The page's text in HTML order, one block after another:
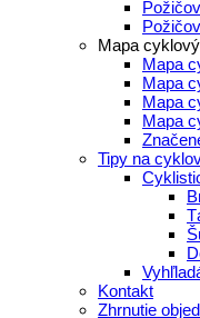
Mapa
Mapa
Mapa
Mapa
Mapa
Tipy na
Kontakt
Zhrnutie